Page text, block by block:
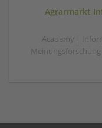
Agrarmarkt
Academy |